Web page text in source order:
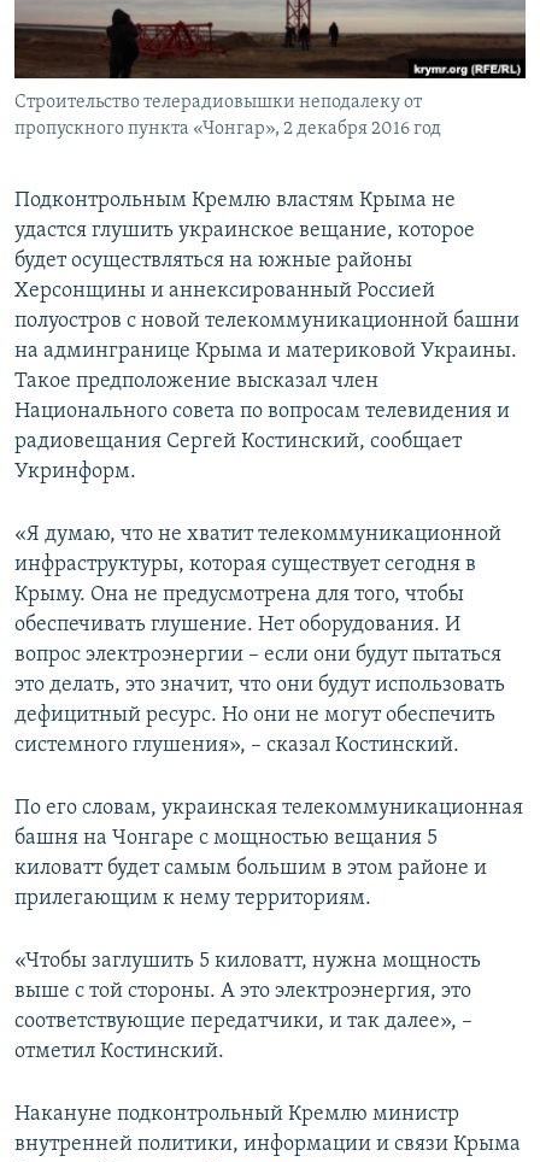
ПОБЕДИТЕЛЕЙ НЕ СУДЯТ?
КРЫМ.НЕПОКОРЕННЫЙ
ELIFBE
ПРИСОЕДИНЯЙТЕСЬ!
Строительство телерадиовышки неподалеку от
пропускного пункта «Чонгар», 2 декабря 2016 год
Подконтрольным Кремлю властям Крыма не
удастся глушить украинское вещание, которое
будет осуществляться на южные районы
Херсонщины и аннексированный Россией
полуостров с новой телекоммуникационной башни
на админгранице Крыма и материковой Украины.
Такое предположение высказал член
Национального совета по вопросам телевидения и
радиовещания Сергей Костинский, сообщает
Укринформ.
«Я думаю, что не хватит телекоммуникационной
инфраструктуры, которая существует сегодня в
Крыму. Она не предусмотрена для того, чтобы
обеспечивать глушение. Нет оборудования. И
вопрос электроэнергии – если они будут пытаться
это делать, это значит, что они будут использовать
дефицитный ресурс. Но они не могут обеспечить
системного глушения», – сказал Костинский.
По его словам, украинская телекоммуникационная
башня на Чонгаре с мощностью вещания 5
киловатт будет самым большим в этом районе и
прилегающим к нему территориям.
«Чтобы заглушить 5 киловатт, нужна мощность
выше с той стороны. А это электроэнергия, это
соответствующие передатчики, и так далее», –
отметил Костинский.
Накануне подконтрольный Кремлю министр
внутренней политики, информации и связи Крыма